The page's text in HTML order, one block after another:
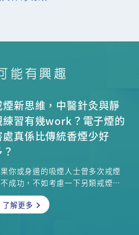
能有興趣
煙新思維，中醫針灸與靜
練習有幾work？電子煙的
處真係比傳統香煙少好
你或身邊的吸煙人士曾多次戒煙
成功，不如考慮一下另類戒煙方
：中醫針灸和靜觀戒煙方法。針灸
的過程如何？刺激穴位如何達到
了解更多